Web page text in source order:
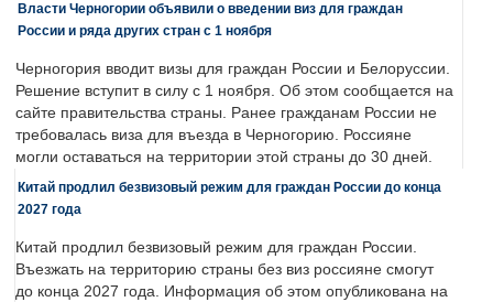
Власти Черногории объявили о введении виз для граждан
России и ряда других стран с 1 ноября
Черногория вводит визы для граждан России и Белоруссии.
Решение вступит в силу с 1 ноября. Об этом сообщается на
сайте правительства страны. Ранее гражданам России не
требовалась виза для въезда в Черногорию. Россияне
могли оставаться на территории этой страны до 30 дней.
Китай продлил безвизовый режим для граждан России до конца
2027 года
Китай продлил безвизовый режим для граждан России.
Въезжать на территорию страны без виз россияне смогут
до конца 2027 года. Информация об этом опубликована на